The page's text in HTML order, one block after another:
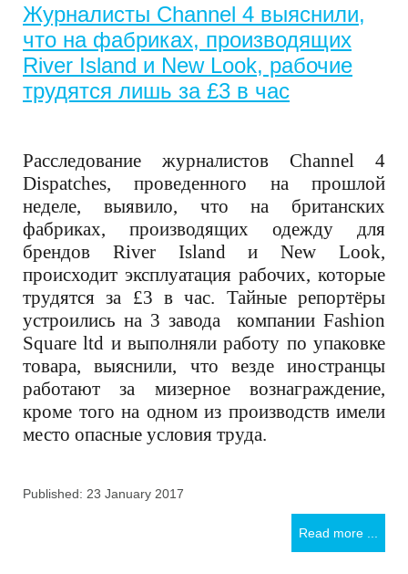
Журналисты Channel 4 выяснили,
что на фабриках, производящих
River Island и New Look, рабочие
трудятся лишь за £3 в час
Расследование журналистов Channel 4
Dispatches, проведенного на прошлой
неделе, выявило, что на британских
фабриках, производящих одежду для
брендов River Island и New Look,
происходит эксплуатация рабочих, которые
трудятся за £3 в час. Тайные репортёры
устроились на 3 завода компании Fashion
Square ltd и выполняли работу по упаковке
товара, выяснили, что везде иностранцы
работают за мизерное вознаграждение,
кроме того на одном из производств имели
место опасные условия труда.
Published: 23 January 2017
Read more ...